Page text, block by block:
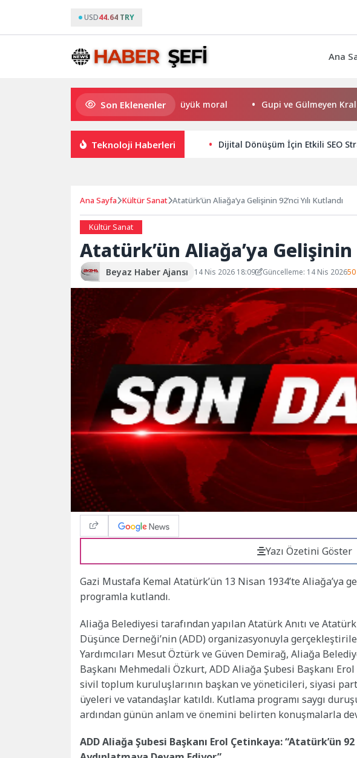
USD44.64 TRY
Ana
Son Eklenenler
Büyükakın’dan Kocaelispor’a büyük moral Gupi ve Gülmeyen Kral
Teknoloji Haberleri Dijital Dönüşüm İçin Etkili SEO
Ana Sayfa Kültür Sanat Atatürk’ün Aliağa’ya Gelişinin 92’nci Yılı Kutlandı
Kültür Sanat
Atatürk’ün Aliağa’ya Gelişinin
Beyaz Haber Ajansı 14 Nis 2026 18:09 Güncelleme: 14 Nis 2026
Yazı Özetini Göster
Gazi Mustafa Kemal Atatürk’ün 13 Nisan 1934’te Aliağa’ya
programla kutlandı.
Aliağa Belediyesi tarafından yapılan Atatürk Anıtı ve
Düşünce Derneği’nin (ADD) organizasyonuyla
Yardımcıları Mesut Öztürk ve Güven Demirağ, Aliağa
Başkanı Mehmedali Özkurt, ADD Aliağa Şubesi Başkanı
sivil toplum kuruluşlarının başkan ve yöneticileri, siyasi
üyeleri ve vatandaşlar katıldı. Kutlama programı saygı
ardından günün anlam ve önemini belirten konuşmalarla
ADD Aliağa Şubesi Başkanı Erol Çetinkaya: “Atatürk’ün